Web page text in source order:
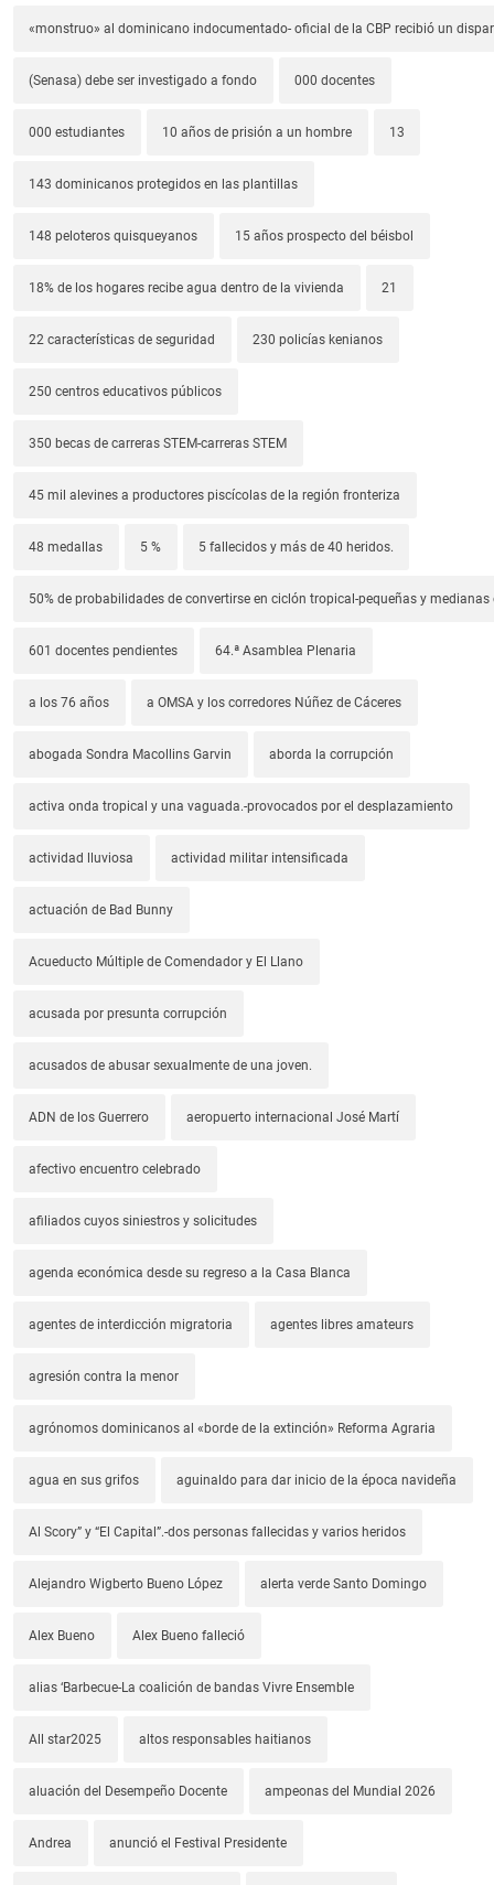
«monstruo» al dominicano indocumentado- oficial de la CBP recibió un
(Senasa) debe ser investigado a fondo 000 docentes
000 estudiantes 10 años de prisión a un hombre 13
143 dominicanos protegidos en las plantillas
148 peloteros quisqueyanos 15 años prospecto del béisbol
18% de los hogares recibe agua dentro de la vivienda 21
22 características de seguridad 230 policías kenianos
250 centros educativos públicos
350 becas de carreras STEM-carreras STEM
45 mil alevines a productores piscícolas de la región fronteriza
48 medallas 5 % 5 fallecidos y más de 40 heridos.
50% de probabilidades de convertirse en ciclón tropical-pequeñas y
601 docentes pendientes 64.ª Asamblea Plenaria
a los 76 años a OMSA y los corredores Núñez de Cáceres
abogada Sondra Macollins Garvin aborda la corrupción
activa onda tropical y una vaguada.-provocados por el desplazamiento
actividad lluviosa actividad militar intensificada
actuación de Bad Bunny
Acueducto Múltiple de Comendador y El Llano
acusada por presunta corrupción
acusados de abusar sexualmente de una joven.
ADN de los Guerrero aeropuerto internacional José Martí
afectivo encuentro celebrado
afiliados cuyos siniestros y solicitudes
agenda económica desde su regreso a la Casa Blanca
agentes de interdicción migratoria agentes libres amateurs
agresión contra la menor
agrónomos dominicanos al «borde de la extinción» Reforma Agraria
agua en sus grifos aguinaldo para dar inicio de la época navideña
Al Scory” y “El Capital”.-dos personas fallecidas y varios heridos
Alejandro Wigberto Bueno López alerta verde Santo Domingo
Alex Bueno Alex Bueno falleció
alias ‘Barbecue-La coalición de bandas Vivre Ensemble
All star2025 altos responsables haitianos
aluación del Desempeño Docente ampeonas del Mundial 2026
Andrea anunció el Festival Presidente